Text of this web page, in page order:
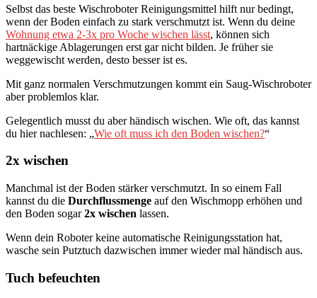
Selbst das beste Wischroboter Reinigungsmittel hilft nur bedingt,
wenn der Boden einfach zu stark verschmutzt ist. Wenn du deine
Wohnung etwa 2-3x pro Woche wischen lässt, können sich
hartnäckige Ablagerungen erst gar nicht bilden. Je früher sie
weggewischt werden, desto besser ist es.
Mit ganz normalen Verschmutzungen kommt ein Saug-Wischroboter
aber problemlos klar.
Gelegentlich musst du aber händisch wischen. Wie oft, das kannst
du hier nachlesen: „Wie oft muss ich den Boden wischen?“
2x wischen
Manchmal ist der Boden stärker verschmutzt. In so einem Fall
kannst du die Durchflussmenge auf den Wischmopp erhöhen und
den Boden sogar2x wischen lassen.
Wenn dein Roboter keine automatische Reinigungsstation hat,
wasche sein Putztuch dazwischen immer wieder mal händisch aus.
Tuch befeuchten